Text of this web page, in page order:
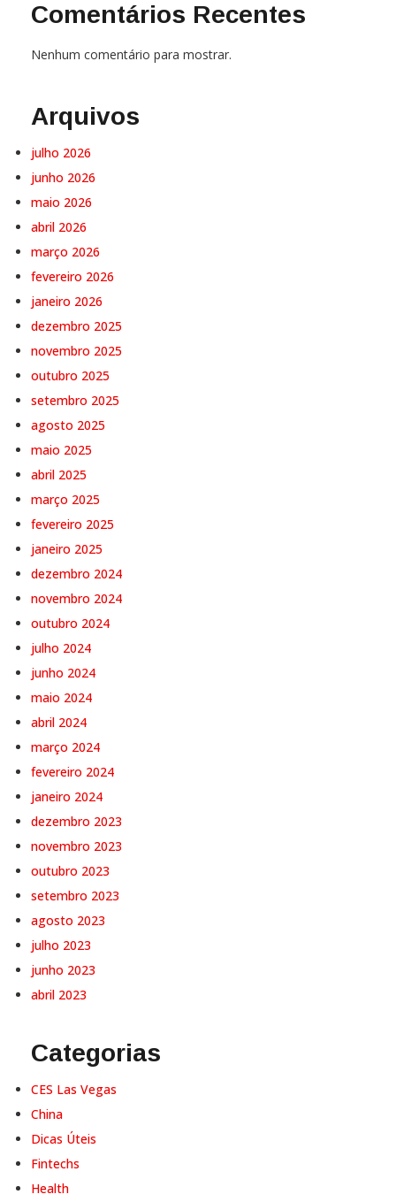
Comentários Recentes
Nenhum comentário para mostrar.
Arquivos
julho 2026
junho 2026
maio 2026
abril 2026
março 2026
fevereiro 2026
janeiro 2026
dezembro 2025
novembro 2025
outubro 2025
setembro 2025
agosto 2025
maio 2025
abril 2025
março 2025
fevereiro 2025
janeiro 2025
dezembro 2024
novembro 2024
outubro 2024
julho 2024
junho 2024
maio 2024
abril 2024
março 2024
fevereiro 2024
janeiro 2024
dezembro 2023
novembro 2023
outubro 2023
setembro 2023
agosto 2023
julho 2023
junho 2023
abril 2023
Categorias
CES Las Vegas
China
Dicas Úteis
Fintechs
Health